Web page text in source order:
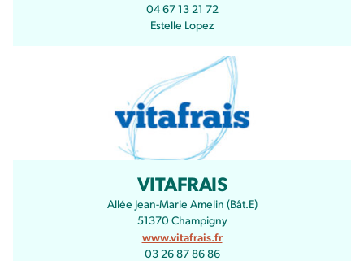
04 67 13 21 72
Estelle Lopez
VITAFRAIS
Allée Jean-Marie Amelin (Bât.E)
51370 Champigny
www.vitafrais.fr
03 26 87 86 86